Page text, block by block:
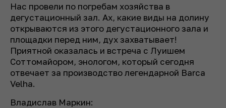
Нас провели по погребам хозяйства в
дегустационный зал. Ах, какие виды на долину
открываются из этого дегустационного зала и
площадки перед ним, дух захватывает!
Приятной оказалась и встреча с Луишем
Соттомайором, энологом, который сегодня
отвечает за производство легендарной Barca
Velha.
Владислав Маркин: